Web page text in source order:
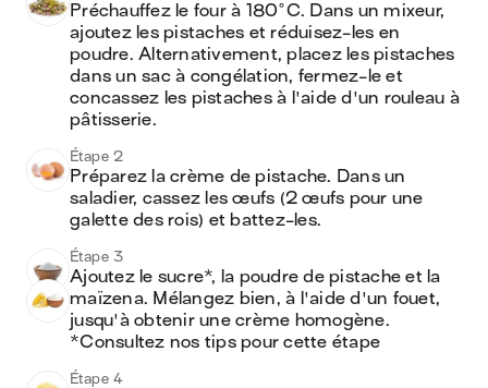
Préchauffez le four à 180°C. Dans un mixeur,
ajoutez les pistaches et réduisez-les en
poudre. Alternativement, placez les pistaches
dans un sac à congélation, fermez-le et
concassez les pistaches à l'aide d'un rouleau à
pâtisserie.
Étape 2
Préparez la crème de pistache. Dans un
saladier, cassez les œufs (2 œufs pour une
galette des rois) et battez-les.
Étape 3
Ajoutez le sucre*, la poudre de pistache et la
maïzena. Mélangez bien, à l'aide d'un fouet,
jusqu'à obtenir une crème homogène.
*Consultez nos tips pour cette étape
Étape 4